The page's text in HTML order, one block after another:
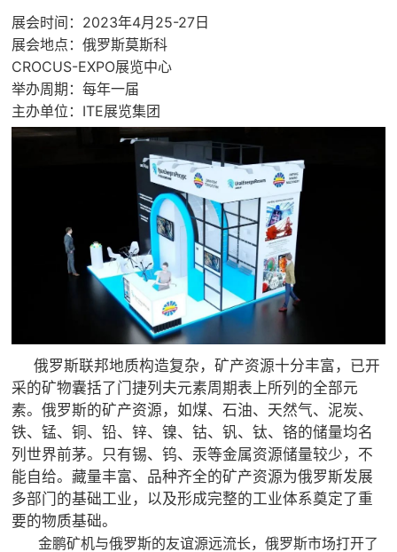
展会时间：2023年4月25-27日
展会地点：俄罗斯莫斯科
CROCUS-EXPO展览中心
举办周期：每年一届
主办单位：ITE展览集团
俄罗斯联邦地质构造复杂，矿产资源十分丰富，已开
采的矿物囊括了门捷列夫元素周期表上所列的全部元
素。俄罗斯的矿产资源，如煤、石油、天然气、泥炭、
铁、锰、铜、铅、锌、镍、钴、钒、钛、铬的储量均名
列世界前茅。只有锡、钨、汞等金属资源储量较少，不
能自给。藏量丰富、品种齐全的矿产资源为俄罗斯发展
多部门的基础工业，以及形成完整的工业体系奠定了重
要的物质基础。
金鹏矿机与俄罗斯的友谊源远流长，俄罗斯市场打开了
专家团队
 联系我们